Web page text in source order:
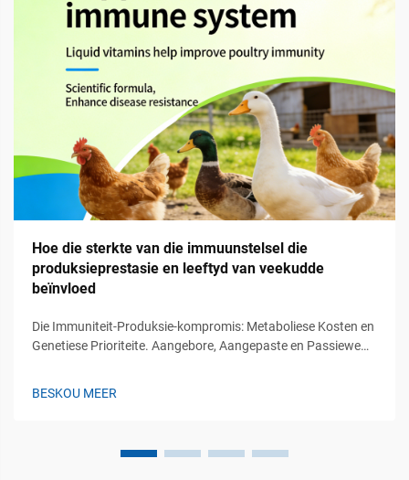
Hoe die sterkte van die immuunstelsel die
produksieprestasie en leeftyd van veekudde
beïnvloed
Die Immuniteit-Produksie-kompromis: Metaboliese Kosten en
Genetiese Prioriteite. Aangebore, Aangepaste en Passiewe
BESKOU MEER